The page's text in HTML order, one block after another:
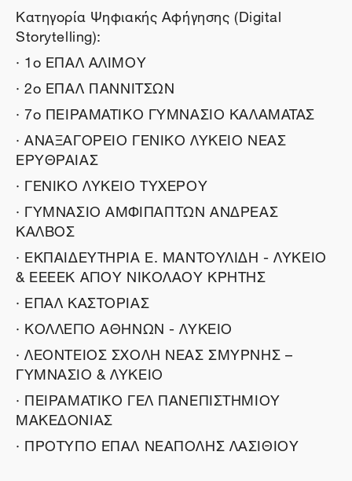
Κατηγορία Ψηφιακής Αφήγησης (Digital
Storytelling):
· 1o ΕΠΑΛ ΑΛΙΜΟΥ
· 2ο ΕΠΑΛ ΓΙΑΝΝΙΤΣΩΝ
· 7ο ΠΕΙΡΑΜΑΤΙΚΟ ΓΥΜΝΑΣΙΟ ΚΑΛΑΜΑΤΑΣ
· ΑΝΑΞΑΓΟΡΕΙΟ ΓΕΝΙΚΟ ΛΥΚΕΙΟ ΝΕΑΣ
ΕΡΥΘΡΑΙΑΣ
· ΓΕΝΙΚΟ ΛΥΚΕΙΟ ΤΥΧΕΡΟΥ
· ΓΥΜΝΑΣΙΟ ΑΜΦΙΠΑΓΙΤΩΝ ΑΝΔΡΕΑΣ
ΚΑΛΒΟΣ
· ΕΚΠΑΙΔΕΥΤΗΡΙΑ Ε. ΜΑΝΤΟΥΛΙΔΗ - ΛΥΚΕΙΟ
& ΕΕΕΕΚ ΑΓΙΟΥ ΝΙΚΟΛΑΟΥ ΚΡΗΤΗΣ
· ΕΠΑΛ ΚΑΣΤΟΡΙΑΣ
· ΚΟΛΛΕΓΙΟ ΑΘΗΝΩΝ - ΛΥΚΕΙΟ
· ΛΕΟΝΤΕΙΟΣ ΣΧΟΛΗ ΝΕΑΣ ΣΜΥΡΝΗΣ –
ΓΥΜΝΑΣΙΟ & ΛΥΚΕΙΟ
· ΠΕΙΡΑΜΑΤΙΚΟ ΓΕΛ ΠΑΝΕΠΙΣΤΗΜΙΟΥ
ΜΑΚΕΔΟΝΙΑΣ
· ΠΡΟΤΥΠΟ ΕΠΑΛ ΝΕΑΠΟΛΗΣ ΛΑΣΙΘΙΟΥ